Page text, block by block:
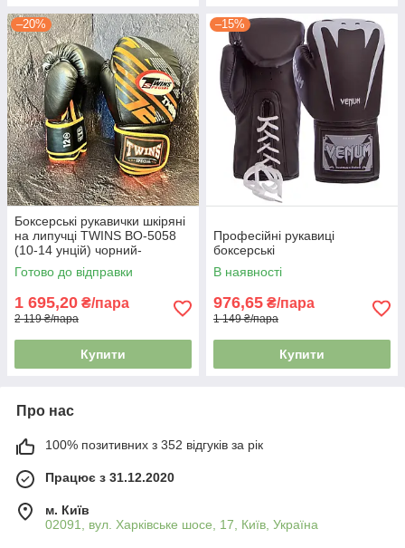
–20%
Боксерські рукавички шкіряні
на липучці TWINS BO-5058
(10-14 унцій) чорний-
помаранчевий
Готово до відправки
1 695,20 ₴/пара
2 119 ₴/пара
Купити
–15%
Професійні рукавиці
боксерські
В наявності
976,65 ₴/пара
1 149 ₴/пара
Купити
Про нас
100% позитивних з 352 відгуків за рік
Працює з 31.12.2020
м. Київ
02091, вул. Харківське шосе, 17, Київ, Україна